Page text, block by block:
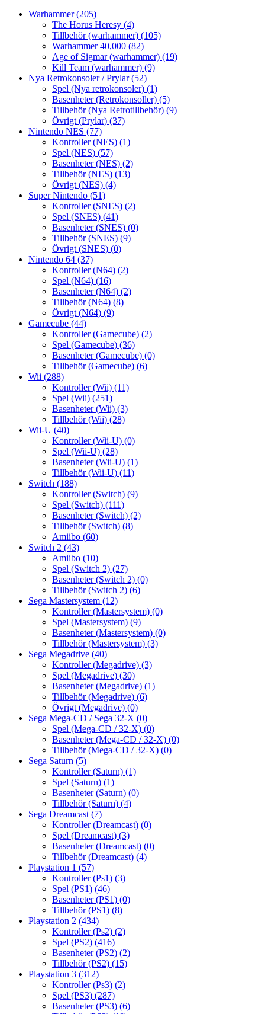
Warhammer(205)
The Horus Heresy (4)
Tillbehör (warhammer) (105)
Warhammer 40,000 (82)
Age of Sigmar (warhammer) (19)
Kill Team (warhammer) (9)
Nya Retrokonsoler / Prylar(52)
Spel (Nya retrokonsoler) (1)
Basenheter (Retrokonsoller) (5)
Tillbehör (Nya Retrotillbehör) (9)
Övrigt (Prylar) (37)
Nintendo NES (77)
Kontroller (NES) (1)
Spel (NES) (57)
Basenheter (NES) (2)
Tillbehör (NES) (13)
Övrigt (NES) (4)
Super Nintendo (51)
Kontroller (SNES) (2)
Spel (SNES) (41)
Basenheter (SNES) (0)
Tillbehör (SNES) (9)
Övrigt (SNES) (0)
Nintendo 64 (37)
Kontroller (N64) (2)
Spel (N64) (16)
Basenheter (N64) (2)
Tillbehör (N64) (8)
Övrigt (N64) (9)
Gamecube (44)
Kontroller (Gamecube) (2)
Spel (Gamecube) (36)
Basenheter (Gamecube) (0)
Tillbehör (Gamecube) (6)
Wii (288)
Kontroller (Wii) (11)
Spel (Wii) (251)
Basenheter (Wii) (3)
Tillbehör (Wii) (28)
Wii-U (40)
Kontroller (Wii-U) (0)
Spel (Wii-U) (28)
Basenheter (Wii-U) (1)
Tillbehör (Wii-U) (11)
Switch (188)
Kontroller (Switch) (9)
Spel (Switch) (111)
Basenheter (Switch) (2)
Tillbehör (Switch) (8)
Amiibo (60)
Switch 2 (43)
Amiibo (10)
Spel (Switch 2) (27)
Basenheter (Switch 2) (0)
Tillbehör (Switch 2) (6)
Sega Mastersystem (12)
Kontroller (Mastersystem) (0)
Spel (Mastersystem) (9)
Basenheter (Mastersystem) (0)
Tillbehör (Mastersystem) (3)
Sega Megadrive (40)
Kontroller (Megadrive) (3)
Spel (Megadrive) (30)
Basenheter (Megadrive) (1)
Tillbehör (Megadrive) (6)
Övrigt (Megadrive) (0)
Sega Mega-CD / Sega 32-X (0)
Spel (Mega-CD / 32-X) (0)
Basenheter (Mega-CD / 32-X) (0)
Tillbehör (Mega-CD / 32-X) (0)
Sega Saturn (5)
Kontroller (Saturn) (1)
Spel (Saturn) (1)
Basenheter (Saturn) (0)
Tillbehör (Saturn) (4)
Sega Dreamcast (7)
Kontroller (Dreamcast) (0)
Spel (Dreamcast) (3)
Basenheter (Dreamcast) (0)
Tillbehör (Dreamcast) (4)
Playstation 1 (57)
Kontroller (Ps1) (3)
Spel (PS1) (46)
Basenheter (PS1) (0)
Tillbehör (PS1) (8)
Playstation 2 (434)
Kontroller (Ps2) (2)
Spel (PS2) (416)
Basenheter (PS2) (2)
Tillbehör (PS2) (15)
Playstation 3 (312)
Kontroller (Ps3) (2)
Spel (PS3) (287)
Basenheter (PS3) (6)